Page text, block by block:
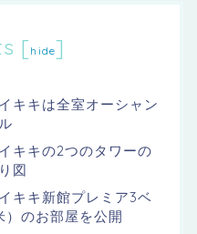
[ hide]
キキは全室オーシャン
キキの2つのタワーの
図
キキ新館プレミア3ベ
）のお部屋を公開